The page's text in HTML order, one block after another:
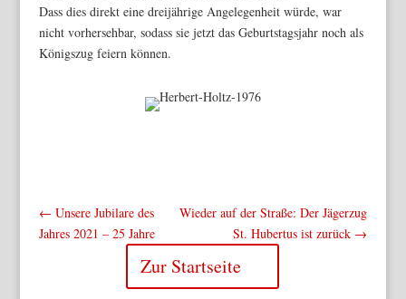
Dass dies direkt eine dreijährige Angelegenheit würde, war
nicht vorhersehbar, sodass sie jetzt das Geburtstagsjahr noch als
Königszug feiern können.
← Unsere Jubilare des
Jahres 2021 – 25 Jahre
Wieder auf der Straße: Der Jägerzug
St. Hubertus ist zurück →
Zur Startseite